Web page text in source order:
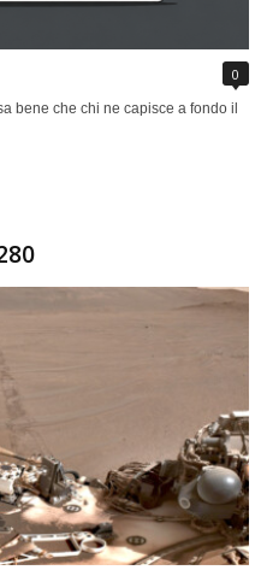
0
bene che chi ne capisce a fondo il